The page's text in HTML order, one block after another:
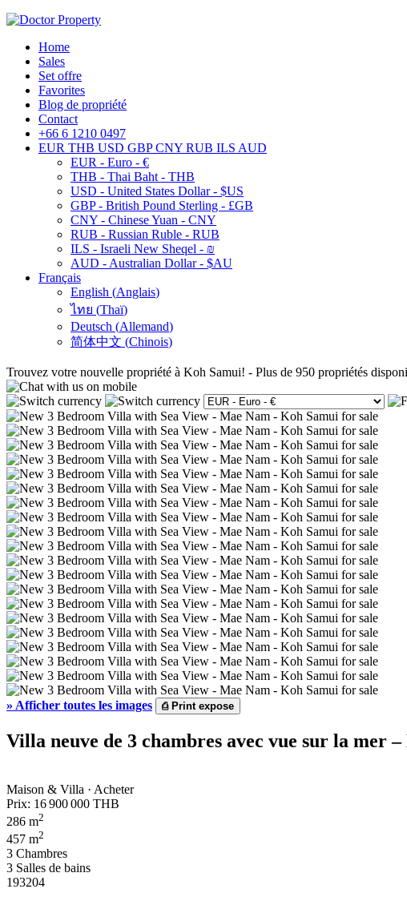
Home
Sales
Set offre
Favorites
Blog de propriété
Contact
+66 6 1210 0497
EUR THB USD GBP CNY RUB ILS AUD
EUR - Euro - €
THB - Thai Baht - THB
USD - United States Dollar - $US
GBP - British Pound Sterling - £GB
CNY - Chinese Yuan - CNY
RUB - Russian Ruble - RUB
ILS - Israeli New Sheqel - ₪
AUD - Australian Dollar - $AU
Français
English (Anglais)
ไทย (Thaï)
Deutsch (Allemand)
简体中文 (Chinois)
Trouvez votre nouvelle propriété à Koh Samui! - Plus de 950 propriétés
» Afficher toutes les images ⎙Print expose
Villa neuve de 3 chambres avec vue sur la mer
Maison & Villa · Acheter
Prix: 16 900 000 THB
286 m2
457 m2
3 Chambres
3 Salles de bains
193204